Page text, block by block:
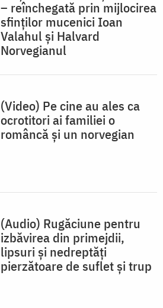
– reînchegată prin mijlocirea
sfinților mucenici Ioan
Valahul și Halvard
Norvegianul
(Video) Pe cine au ales ca
ocrotitori ai familiei o
româncă și un norvegian
(Audio) Rugăciune pentru
izbăvirea din primejdii,
lipsuri și nedreptăți
pierzătoare de suflet și trup